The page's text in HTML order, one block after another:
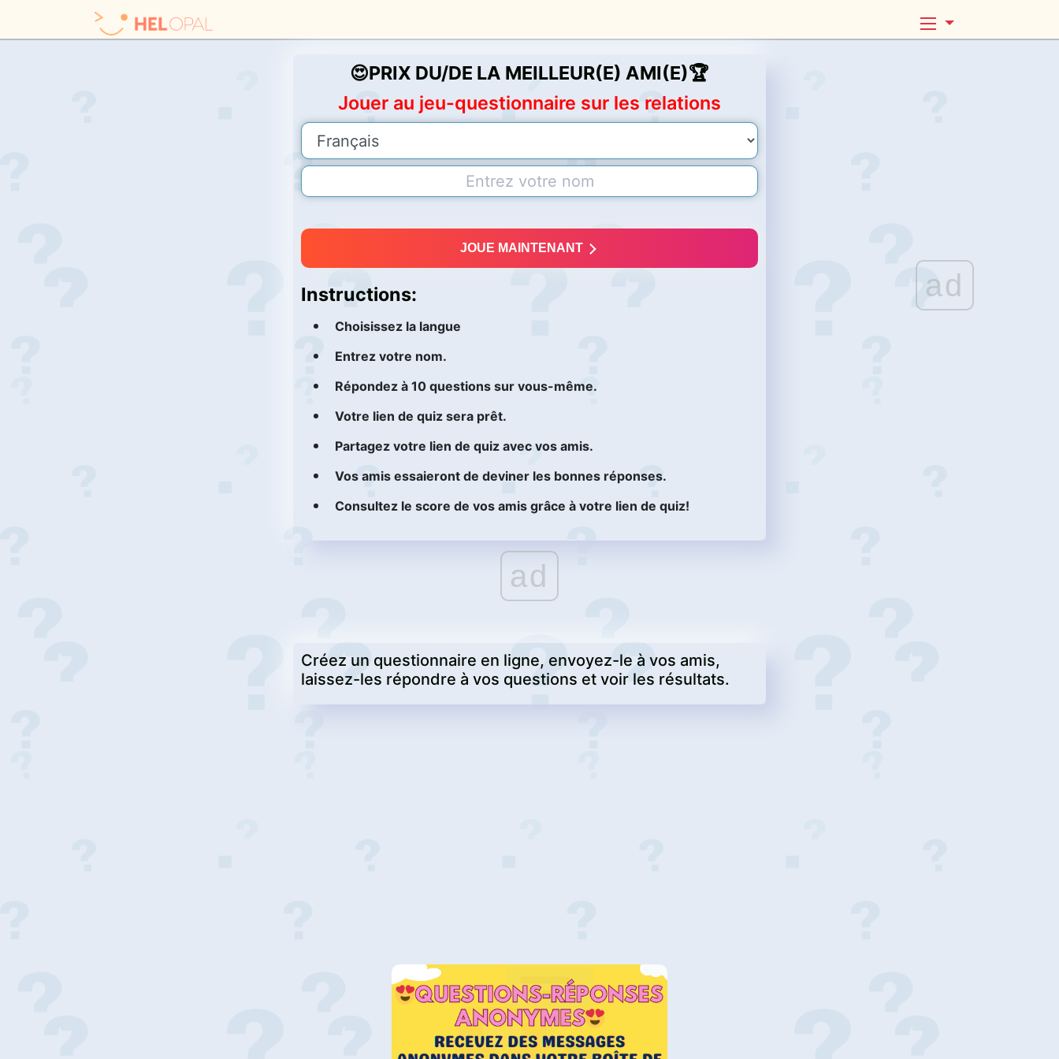
ad
😍PRIX DU/DE LA MEILLEUR(E) AMI(E)🏆
Jouer au jeu-questionnaire sur les relations
JOUE MAINTENANT
Instructions:
Choisissez la langue
Entrez votre nom.
Répondez à 10 questions sur vous-même.
Votre lien de quiz sera prêt.
Partagez votre lien de quiz avec vos amis.
Vos amis essaieront de deviner les bonnes réponses.
Consultez le score de vos amis grâce à votre lien de quiz!
ad
Créez un questionnaire en ligne, envoyez-le à vos amis,
laissez-les répondre à vos questions et voir les résultats.